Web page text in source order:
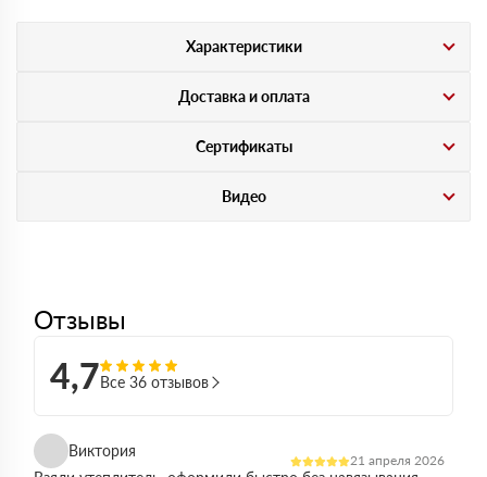
Характеристики
Доставка и оплата
Сертификаты
Видео
Отзывы
4,7Все 36 отзывов
Виктория
21 апреля 2026